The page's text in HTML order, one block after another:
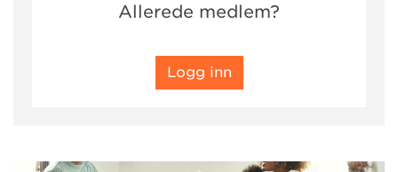
Allerede medlem?
Logg inn